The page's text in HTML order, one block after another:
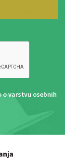
o varstvu osebnih